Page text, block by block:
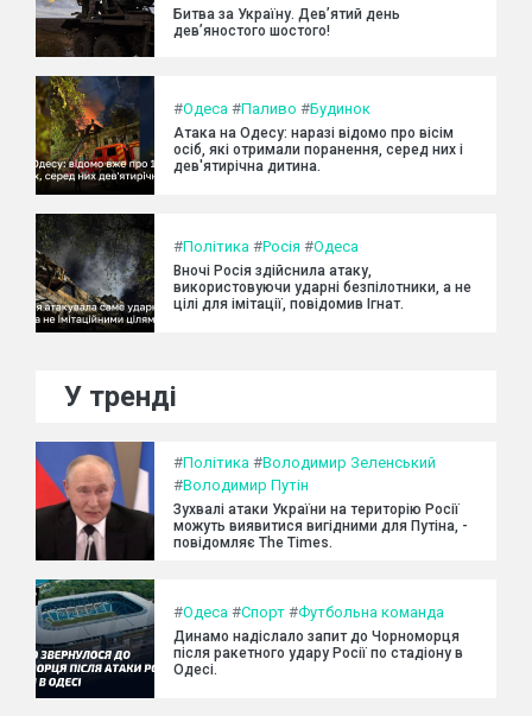
Битва за Україну. Дев’ятий день
дев’яностого шостого!
#Одеса #Паливо #Будинок
Атака на Одесу: наразі відомо про вісім
осіб, які отримали поранення, серед них і
дев'ятирічна дитина.
#Політика #Росія #Одеса
Вночі Росія здійснила атаку,
використовуючи ударні безпілотники, а не
цілі для імітації, повідомив Ігнат.
У тренді
#Політика #Володимир Зеленський
#Володимир Путін
Зухвалі атаки України на територію Росії
можуть виявитися вигідними для Путіна, -
повідомляє The Times.
#Одеса #Спорт #Футбольна команда
Динамо надіслало запит до Чорноморця
після ракетного удару Росії по стадіону в
Одесі.